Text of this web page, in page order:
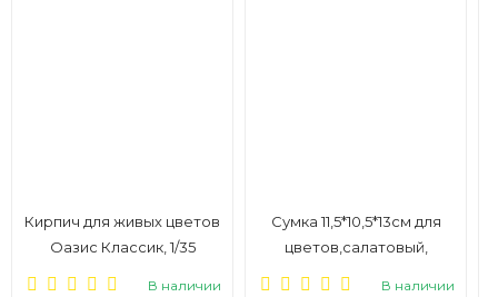
Кирпич для живых цветов
Оазис Классик, 1/35
В наличии
Сумка 11,5*10,5*13см для
цветов,салатовый,
В наличии